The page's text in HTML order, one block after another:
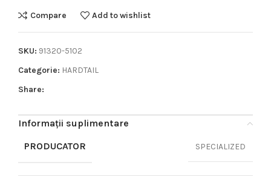
Compare Add to wishlist
SKU: 91320-5102
Categorie: HARDTAIL
Share:
Informații suplimentare
PRODUCATOR
SPECIALIZED